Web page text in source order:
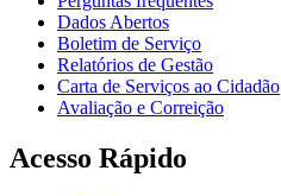
Dados Abertos
Boletim de Serviço
Relatórios de Gestão
Carta de Serviços ao Cidadão
Avaliação e Correição
Acesso Rápido